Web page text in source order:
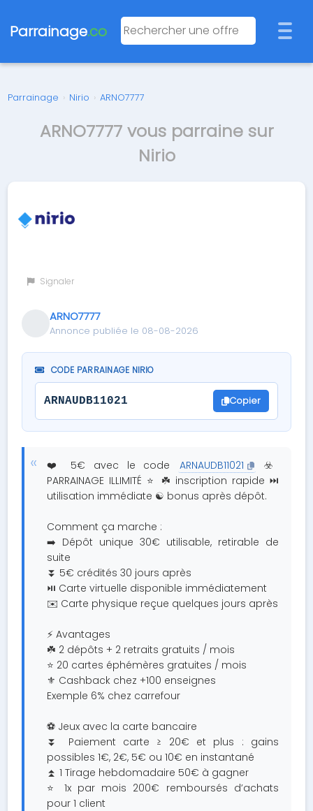
Parrainage.co
Parrainage › Nirio › ARNO7777
ARNO7777 vous parraine sur
Nirio
Signaler
ARNO7777
Annonce publiée le 08-08-2026
CODE PARRAINAGE NIRIO
ARNAUDB11021 Copier
❤️ 5€ avec le code ARNAUDB11021
☣️
PARRAINAGE ILLIMITÉ ⭐ ☘️ inscription rapide ⏭
utilisation immédiate ☯️ bonus après dépôt.
Comment ça marche :
➡️ Dépôt unique 30€ utilisable, retirable de
suite
⏬ 5€ crédités 30 jours après
⏯ Carte virtuelle disponible immédiatement
✉️ Carte physique reçue quelques jours après
⚡ Avantages
☘️ 2 dépôts + 2 retraits gratuits / mois
⭐ 20 cartes éphémères gratuites / mois
⚜️ Cashback chez +100 enseignes
Exemple 6% chez carrefour
⚽ Jeux avec la carte bancaire
⏬ Paiement carte ≥ 20€ et plus : gains
possibles 1€, 2€, 5€ ou 10€ en instantané
⏫ 1 Tirage hebdomadaire 50€ à gagner
⭐ 1x par mois 200€ remboursés d’achats
pour 1 client